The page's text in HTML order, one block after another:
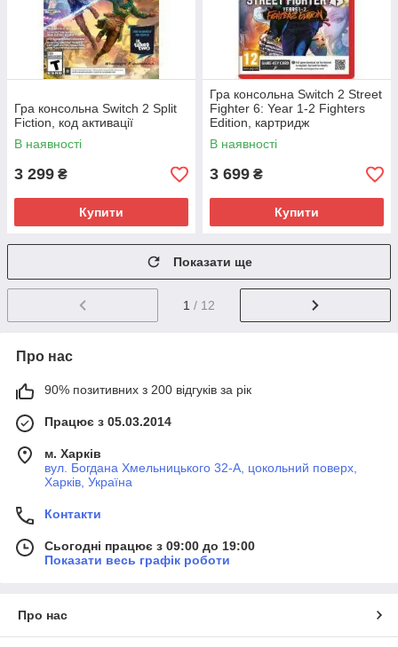
Гра консольна Switch 2 Split
Fiction, код активації
В наявності
3 299 ₴
Купити
Гра консольна Switch 2 Street
Fighter 6: Year 1-2 Fighters
Edition, картридж
В наявності
3 699 ₴
Купити
Показати ще
1 / 12
Про нас
90% позитивних з 200 відгуків за рік
Працює з 05.03.2014
м. Харків
вул. Богдана Хмельницького 32-А, цокольний поверх,
Харків, Україна
Контакти
Сьогодні працює з 09:00 до 19:00
Показати весь графік роботи
Про нас